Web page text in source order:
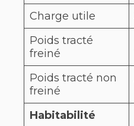
Charge utile
Poids tracté
freiné
Poids tracté non
freiné
Habitabilité